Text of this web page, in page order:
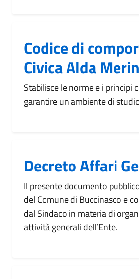
Codice di
Civica Alda
Stabilisce le norme e i principi
garantire un ambiente di
Decreto Affari
Il presente documento
del Comune di Buccinasco e
dal Sindaco in materia di
attività generali dell’Ente.